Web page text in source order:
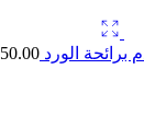
برائحة الورد 50.00